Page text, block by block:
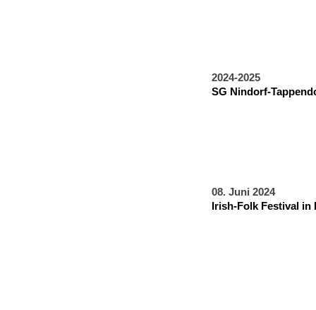
2024-2025
SG Nindorf-
08. Juni 2024
Irish-Folk Festival in